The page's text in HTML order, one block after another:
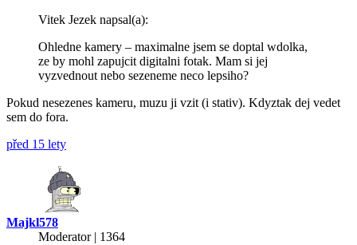
Vitek Jezek napsal(a):
Ohledne kamery – maximalne jsem se doptal wdolka,
ze by mohl zapujcit digitalni fotak. Mam si jej
vyzvednout nebo sezeneme neco lepsiho?
Pokud nesezenes kameru, muzu ji vzit (i stativ). Kdyztak dej vedet
sem do fora.
před 15 lety
Majkl578
Moderator | 1364